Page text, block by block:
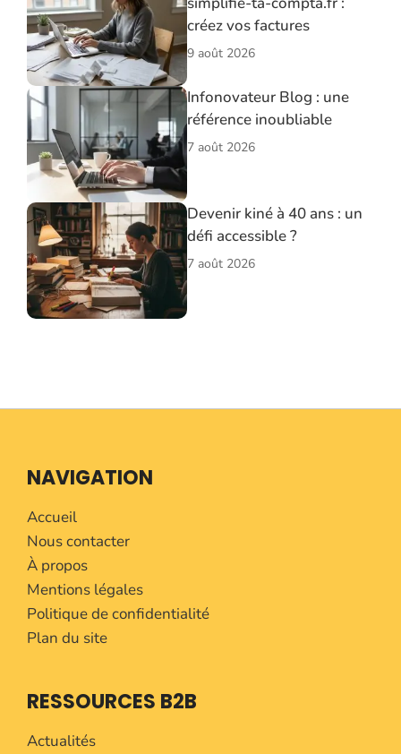
créez vos factures
9 août 2026
Infonovateur Blog : une
référence inoubliable
7 août 2026
Devenir kiné à 40 ans : un
défi accessible ?
7 août 2026
NAVIGATION
Accueil
Nous contacter
À propos
Mentions légales
Politique de confidentialité
Plan du site
RESSOURCES B2B
Actualités